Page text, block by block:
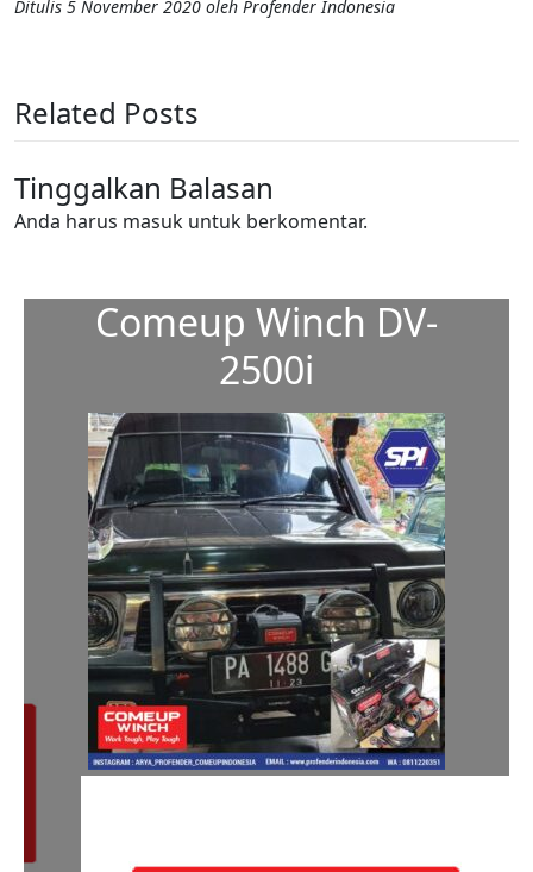
Ditulis 5 November 2020 oleh Profender Indonesia
Related Posts
Tinggalkan Balasan
Anda harus masuk untuk berkomentar.
Comeup Winch DV-
2500i